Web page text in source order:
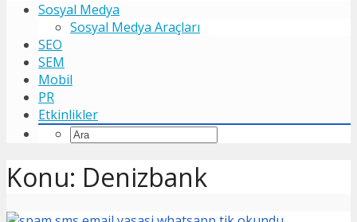
Sosyal Medya
Sosyal Medya Araçları
SEO
SEM
Mobil
PR
Etkinlikler
Konu: Denizbank